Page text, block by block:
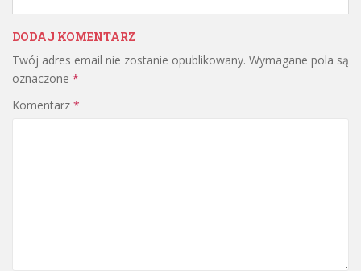
DODAJ KOMENTARZ
Twój adres email nie zostanie opublikowany. Wymagane pola są
oznaczone *
Komentarz *